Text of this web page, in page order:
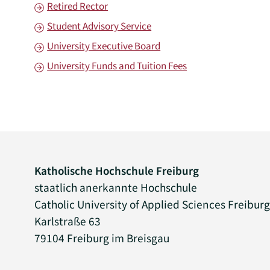
Retired Rector
Student Advisory Service
University Executive Board
University Funds and Tuition Fees
Katholische Hochschule Freiburg
staatlich anerkannte Hochschule
Catholic University of Applied Sciences Freiburg
Karlstraße 63
79104 Freiburg im Breisgau